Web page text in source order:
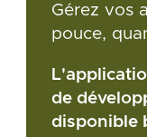
Gérez vos
pouce,
de
disponible